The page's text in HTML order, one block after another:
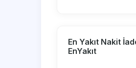
En Yakıt Nakit
EnYakıt